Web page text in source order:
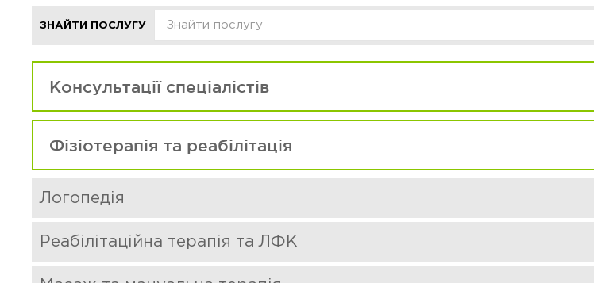
ЗНАЙТИ ПОСЛУГУ
Консультації спеціалістів
Фізіотерапія та реабілітація
Логопедія
Реабілітаційна терапія та ЛФК